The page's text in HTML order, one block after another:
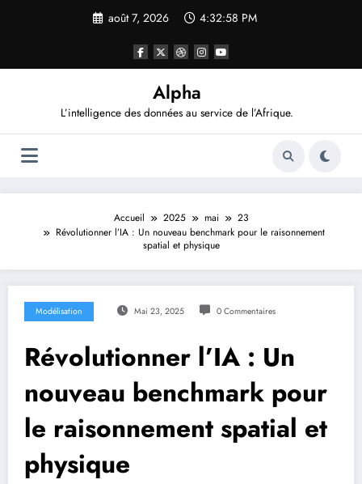
août 7, 2026 4:32:58 PM
Alpha
L’intelligence des données au service de l’Afrique.
Accueil 2025 mai
23
Révolutionner l’IA : Un nouveau benchmark pour le raisonnement
spatial et physique
Modélisation Mai 23, 2025 0 Commentaires
Révolutionner l’IA : Un
nouveau benchmark pour
le raisonnement spatial et
physique